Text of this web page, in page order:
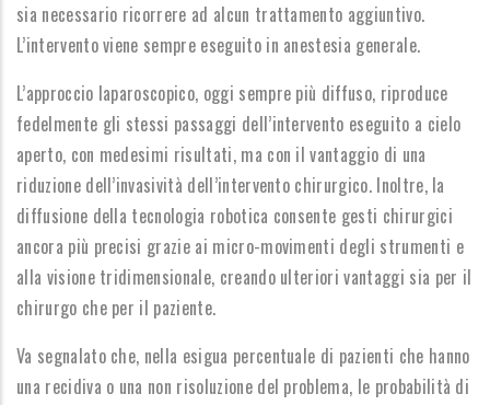
sia necessario ricorrere ad alcun trattamento aggiuntivo.
L’intervento viene sempre eseguito in anestesia generale.
L’approccio laparoscopico, oggi sempre più diffuso, riproduce
fedelmente gli stessi passaggi dell’intervento eseguito a cielo
aperto, con medesimi risultati, ma con il vantaggio di una
riduzione dell’invasività dell’intervento chirurgico. Inoltre, la
diffusione della tecnologia robotica consente gesti chirurgici
ancora più precisi grazie ai micro-movimenti degli strumenti e
alla visione tridimensionale, creando ulteriori vantaggi sia per il
chirurgo che per il paziente.
Va segnalato che, nella esigua percentuale di pazienti che hanno
una recidiva o una non risoluzione del problema, le probabilità di